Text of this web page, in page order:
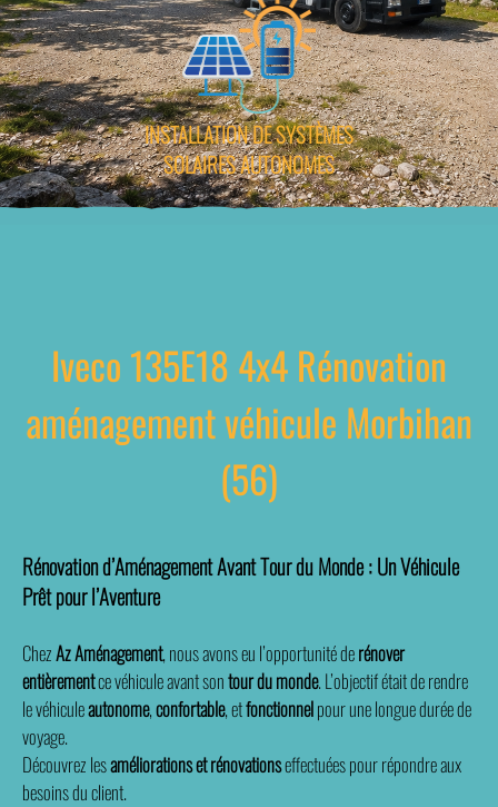
INSTALLATION DE SYSTÈMES
SOLAIRES AUTONOMES
Iveco 135E18 4x4 Rénovation
aménagement véhicule Morbihan
(56)
Rénovation d’Aménagement Avant Tour du Monde : Un Véhicule
Prêt pour l’Aventure
ChezAz Aménagement, nous avons eu l’opportunité derénover
entièrementce véhicule avant sontour du monde. L’objectif était de rendre
le véhiculeautonome,confortable, etfonctionnelpour une longue durée de
voyage.
Découvrez lesaméliorations et rénovationseffectuées pour répondre aux
besoins du client.